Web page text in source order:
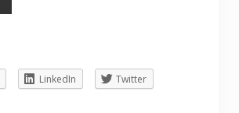
LinkedIn
Twitter